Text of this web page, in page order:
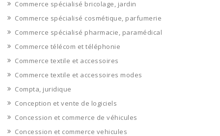
Commerce spécialisé bricolage, jardin
Commerce spécialisé cosmétique, parfumerie
Commerce spécialisé pharmacie, paramédical
Commerce télécom et téléphonie
Commerce textile et accessoires
Commerce textile et accessoires modes
Compta, juridique
Conception et vente de logiciels
Concession et commerce de véhicules
Concession et commerce vehicules